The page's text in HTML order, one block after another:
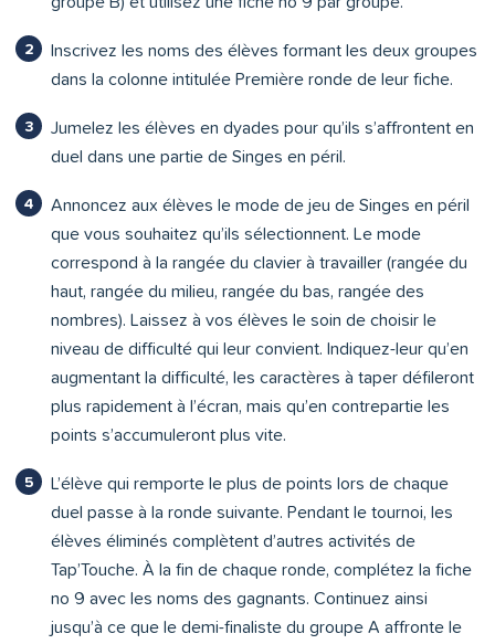
Inscrivez les noms des élèves formant les deux groupes
dans la colonne intitulée Première ronde de leur fiche.
Jumelez les élèves en dyades pour qu’ils s’affrontent en
duel dans une partie de Singes en péril.
Annoncez aux élèves le mode de jeu de Singes en péril
que vous souhaitez qu’ils sélectionnent. Le mode
correspond à la rangée du clavier à travailler (rangée du
haut, rangée du milieu, rangée du bas, rangée des
nombres). Laissez à vos élèves le soin de choisir le
niveau de difficulté qui leur convient. Indiquez-leur qu’en
augmentant la difficulté, les caractères à taper défileront
plus rapidement à l’écran, mais qu’en contrepartie les
points s’accumuleront plus vite.
L’élève qui remporte le plus de points lors de chaque
duel passe à la ronde suivante. Pendant le tournoi, les
élèves éliminés complètent d’autres activités de
Tap’Touche. À la fin de chaque ronde, complétez la fiche
no 9 avec les noms des gagnants. Continuez ainsi
jusqu’à ce que le demi-finaliste du groupe A affronte le